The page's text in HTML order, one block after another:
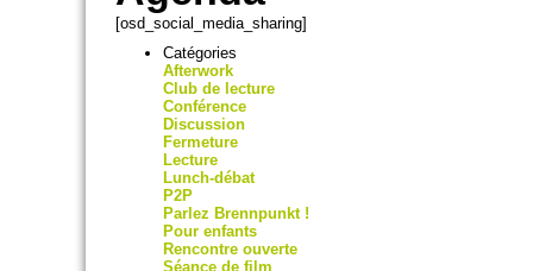
[osd_social_media_sharing]
Catégories
Afterwork
Club de lecture
Conférence
Discussion
Fermeture
Lecture
Lunch-débat
P2P
Parlez Brennpunkt !
Pour enfants
Rencontre ouverte
Séance de film